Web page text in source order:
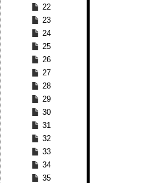
22
23
24
25
26
27
28
29
30
31
32
33
34
35